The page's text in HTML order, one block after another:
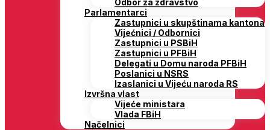
Odbor za zdravstvo
Parlamentarci
Zastupnici u skupštinama kantona
Vijećnici / Odbornici
Zastupnici u PSBiH
Zastupnici u PFBiH
Delegati u Domu naroda PFBiH
Poslanici u NSRS
Izaslanici u Vijeću naroda RS
Izvršna vlast
Vijeće ministara
Vlada FBiH
Načelnici